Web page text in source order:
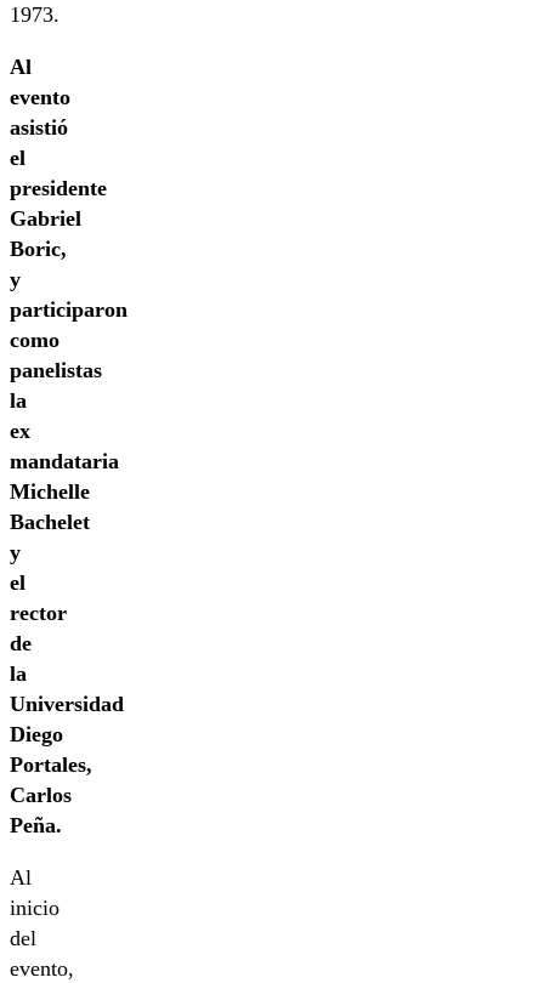
1973.
Al
evento
asistió
el
presidente
Gabriel
Boric,
y
participaron
como
panelistas
la
ex
mandataria
Michelle
Bachelet
y
el
rector
de
la
Universidad
Diego
Portales,
Carlos
Peña.
Al
inicio
del
evento,